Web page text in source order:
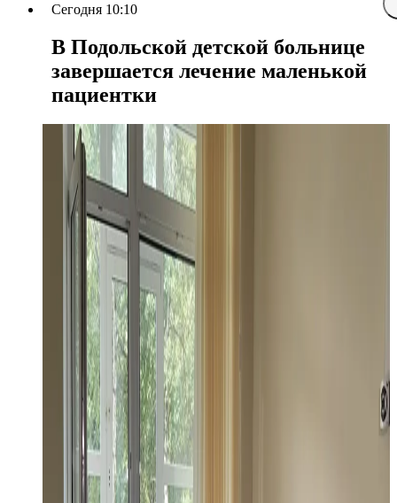
Сегодня 10:10
В Подольской детской больнице
завершается лечение маленькой
пациентки